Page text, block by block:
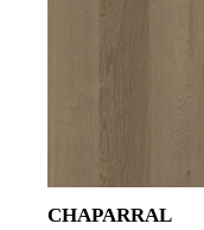
CHAPARRAL